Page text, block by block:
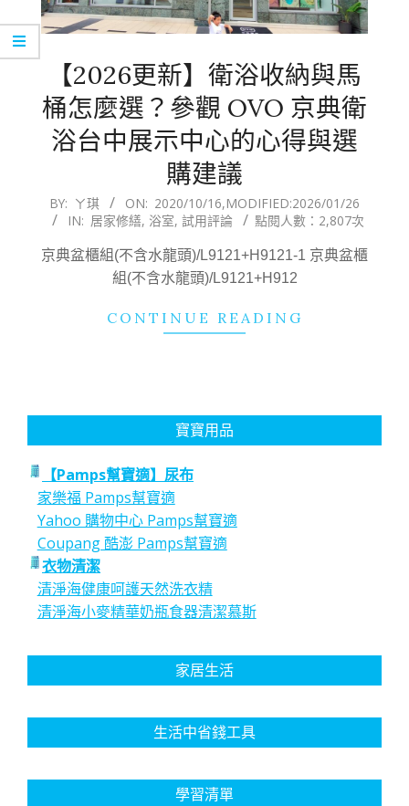
【2026更新】衛浴收納與馬
桶怎麼選？參觀 OVO 京典衛
浴台中展示中心的心得與選
購建議
2020-
10-
16
BY: ㄚ琪 ON: 2020/10/16,MODIFIED:2026/01/26
IN: 居家修繕, 浴室, 試用評論 點閱人數：2,807次
京典盆櫃組(不含水龍頭)/L9121+H9121-1 京典盆櫃
組(不含水龍頭)/L9121+H912
CONTINUE READING
寶寶用品
【Pamps幫寶適】尿布
家樂福 Pamps幫寶適
Yahoo 購物中心 Pamps幫寶適
Coupang 酷澎 Pamps幫寶適
衣物清潔
清淨海健康呵護天然洗衣精
清淨海小麥精華奶瓶食器清潔慕斯
家居生活
生活中省錢工具
學習清單